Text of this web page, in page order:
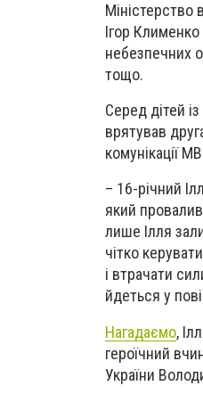
Міністерство
Ігор
небезпечних
тощо.
Серед дітей
врятував
комунікації
– 16-річний
який
лише Ілля
чітко
і втрачати
йдеться у
Нагадаємо,
героїчний
України